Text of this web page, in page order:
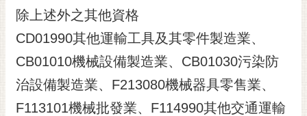
除上述外之其他資格
CD01990其他運輸工具及其零件製造業、
CB01010機械設備製造業、CB01030污染防
治設備製造業、F213080機械器具零售業、
F113101機械批發業、F114990其他交通運輸